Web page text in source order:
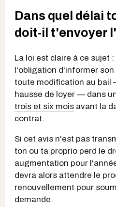
Dans quel délai
doit-il t'envoyer
La loi est claire à ce sujet
l'obligation d'informer son
toute modification au bail
hausse de loyer — dans
trois et six mois avant la
contrat.
Si cet avis n'est pas
ton ou ta proprio perd le
augmentation pour
devra alors attendre le
renouvellement pour
demande.